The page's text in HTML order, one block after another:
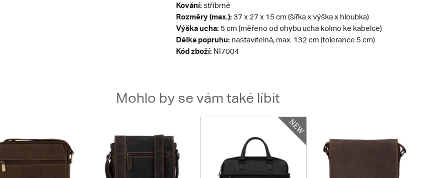
Kování: stříbrné
Rozměry (max.): 37 x 27 x 15 cm (šířka x výška x hloubka)
Výška ucha: 5 cm (měřeno od ohybu ucha kolmo ke kabelce)
Délka popruhu: nastavitelná, max. 132 cm (tolerance 5 cm)
Kód zboží: NI7004
Mohlo by se vám také líbit